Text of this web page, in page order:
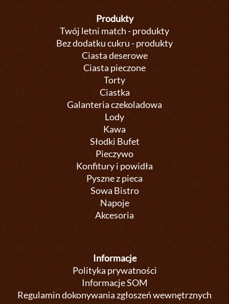
Produkty
Twój letni match - produkty
Bez dodatku cukru - produkty
Ciasta deserowe
Ciasta pieczone
Torty
Ciastka
Galanteria czekoladowa
Lody
Kawa
Słodki Bufet
Pieczywo
Konfitury i powidła
Pyszne z pieca
Sowa Bistro
Napoje
Akcesoria
Informacje
Polityka prywatności
Informacje SOM
Regulamin dokonywania zgłoszeń wewnętrznych